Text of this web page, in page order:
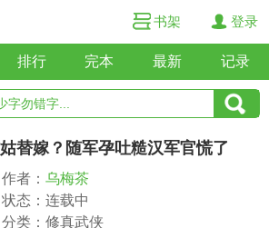
书架 登录
排行 完本 最新 记录
替嫁？随军孕吐糙汉军官慌了
作者： 乌梅茶
状态：连载中
分类：修真武侠